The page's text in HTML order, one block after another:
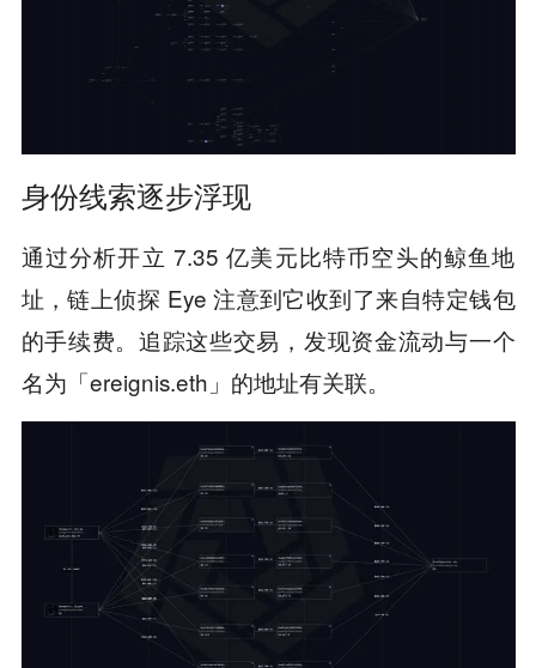
身份线索逐步浮现
通过分析开立 7.35 亿美元比特币空头的鲸鱼地
址，链上侦探 Eye 注意到它收到了来自特定钱包
的手续费。追踪这些交易，发现资金流动与一个
名为「ereignis.eth」的地址有关联。